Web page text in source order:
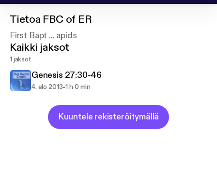
Tietoa FBC of ER
First Bapt ... apids
Kaikki jaksot
1 jaksot
Genesis 27:30-46
4. elo 2013-1 h 0 min
Kuuntele rekisteröitymällä